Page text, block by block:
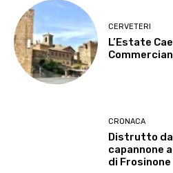
CERVETERI
L’Estate
CRONACA
Distrutto da
capannone
di Frosinone